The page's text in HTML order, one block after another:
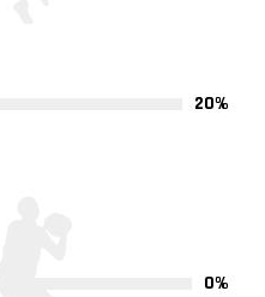
20%
0%